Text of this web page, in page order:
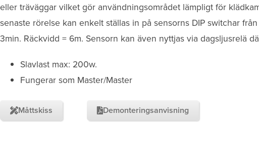
eller träväggar vilket gör användningsområdet lämpligt för
senaste rörelse kan enkelt ställas in på sensorns DIP switchar
3min. Räckvidd = 6m. Sensorn kan även nyttjas via dagsljusrelä
Slavlast max: 200w.
Fungerar som Master/Master
Måttskiss Demonteringsanvisning